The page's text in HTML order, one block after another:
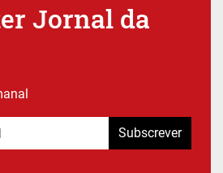
Jornal da
Subscrever